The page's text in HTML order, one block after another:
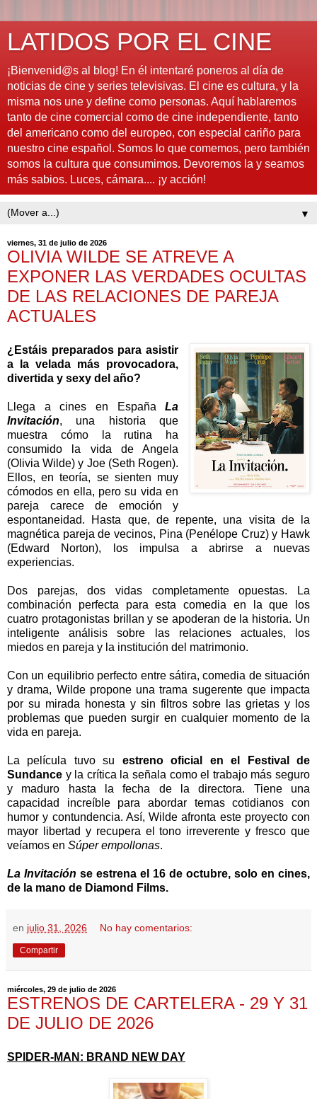
LATIDOS POR EL CINE
¡Bienvenid@s al blog! En él intentaré poneros al día de
noticias de cine y series televisivas. El cine es cultura, y la
misma nos une y define como personas. Aquí hablaremos
tanto de cine comercial como de cine independiente, tanto
del americano como del europeo, con especial cariño para
nuestro cine español. Somos lo que comemos, pero también
somos la cultura que consumimos. Devoremos la y seamos
más sabios. Luces, cámara.... ¡y acción!
▼
viernes, 31 de julio de 2026
OLIVIA WILDE SE ATREVE A
EXPONER LAS VERDADES OCULTAS
DE LAS RELACIONES DE PAREJA
ACTUALES
¿Estáis preparados para asistir
a la velada más provocadora,
divertida y sexy del año?
Llega a cines en EspañaLa
Invitación, una historia que
muestra cómo la rutina ha
consumido la vida de Angela
(Olivia Wilde) y Joe (Seth Rogen).
Ellos, en teoría, se sienten muy
cómodos en ella, pero su vida en
pareja carece de emoción y
espontaneidad. Hasta que, de repente, una visita de la
magnética pareja de vecinos, Pina (Penélope Cruz) y Hawk
(Edward Norton), los impulsa a abrirse a nuevas
experiencias.
Dos parejas, dos vidas completamente opuestas. La
combinación perfecta para esta comedia en la que los
cuatro protagonistas brillan y se apoderan de la historia. Un
inteligente análisis sobre las relaciones actuales, los
miedos en pareja y la institución del matrimonio.
Con un equilibrio perfecto entre sátira, comedia de situación
y drama, Wilde propone una trama sugerente que impacta
por su mirada honesta y sin filtros sobre las grietas y los
problemas que pueden surgir en cualquier momento de la
vida en pareja.
La película tuvo su estreno oficial en el Festival de
Sundance y la crítica la señala como el trabajo más seguro
y maduro hasta la fecha de la directora. Tiene una
capacidad increíble para abordar temas cotidianos con
humor y contundencia. Así, Wilde afronta este proyecto con
mayor libertad y recupera el tono irreverente y fresco que
veíamos en Súper empollonas.
La Invitación se estrena el 16 de octubre, solo en cines,
de la mano de Diamond Films.
en julio 31, 2026 No hay comentarios:
Compartir
miércoles, 29 de julio de 2026
ESTRENOS DE CARTELERA - 29 Y 31
DE JULIO DE 2026
SPIDER-MAN: BRAND NEW DAY